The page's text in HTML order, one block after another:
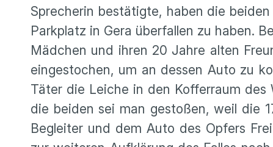
Sprecherin bestätigte, haben die
Parkplatz in Gera überfallen zu haben.
Mädchen und ihren 20 Jahre alten
eingestochen, um an dessen Auto zu
Täter die Leiche in den Kofferraum
die beiden sei man gestoßen, weil die
Begleiter und dem Auto des Opfers